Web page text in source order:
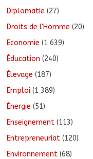
Diplomatie (27)
Droits de l'Homme (20)
Economie (1 639)
Éducation (240)
Élevage (187)
Emploi (1 389)
Énergie (51)
Enseignement (113)
Entrepreneuriat (120)
Environnement (68)